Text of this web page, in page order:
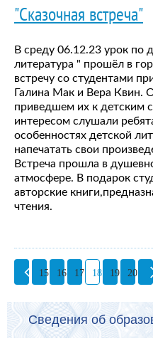
"Сказочная встреча"
В среду 06.12.23 урок по
литература " прошёл в
встречу со студентами
Галина Мак и Вера Квин.
приведшем их к детским
интересом слушали
особенностях детской
напечатать свои
Встреча прошла в
атмосфере. В подарок
авторские
чтения.
15 16 17 18 19 20
Сведения об